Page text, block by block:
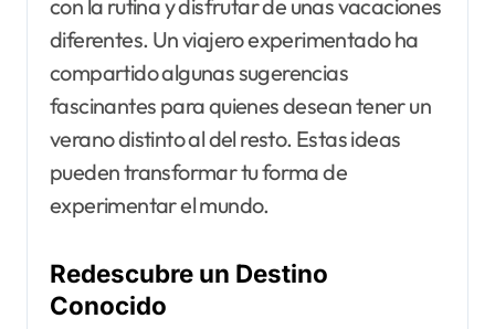
con la rutina y disfrutar de unas vacaciones
diferentes. Un viajero experimentado ha
compartido algunas sugerencias
fascinantes para quienes desean tener un
verano distinto al del resto. Estas ideas
pueden transformar tu forma de
experimentar el mundo.
Redescubre un Destino
Conocido